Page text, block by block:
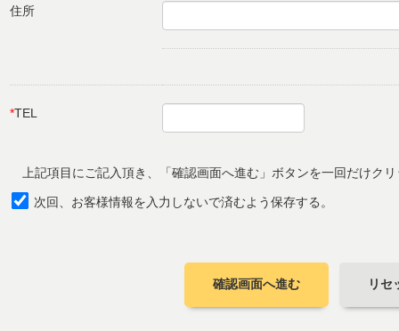
住所
*TEL
上記項目にご記入頂き、「確認画面へ進む」ボタンを一回だけク
次回、お客様情報を入力しないで済むよう保存する。
確認画面へ進む リセ